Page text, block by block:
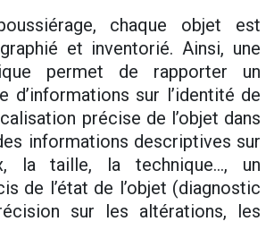
chaque objet est
et inventorié. Ainsi, une
permet de rapporter un
d’informations sur l’identité de
précise de l’objet dans
informations descriptives sur
la taille, la technique…, un
de l’état de l’objet (diagnostic
sur les altérations, les